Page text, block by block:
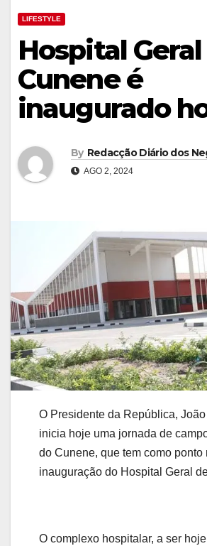
LIFESTYLE
Hospital
Cunene é
inaugurado
By Redacção Diário dos
AGO 2, 2024
O Presidente da República,
inicia hoje uma jornada de
do Cunene, que tem como ponto
inauguração do Hospital Geral
O complexo hospitalar, a ser